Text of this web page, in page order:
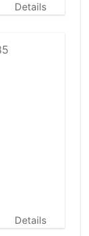
Details
Details